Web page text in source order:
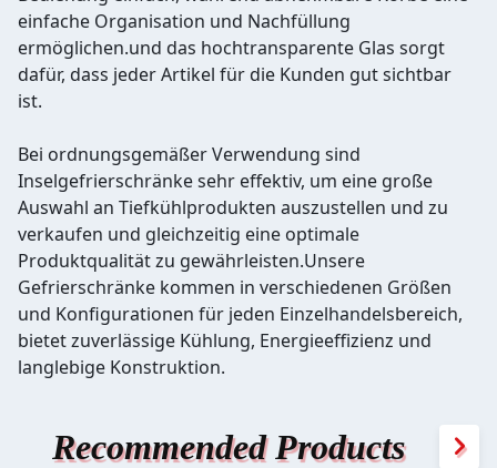
einfache Organisation und Nachfüllung
ermöglichen.und das hochtransparente Glas sorgt
dafür, dass jeder Artikel für die Kunden gut sichtbar
ist.
Bei ordnungsgemäßer Verwendung sind
Inselgefrierschränke sehr effektiv, um eine große
Auswahl an Tiefkühlprodukten auszustellen und zu
verkaufen und gleichzeitig eine optimale
Produktqualität zu gewährleisten.Unsere
Gefrierschränke kommen in verschiedenen Größen
und Konfigurationen für jeden Einzelhandelsbereich,
bietet zuverlässige Kühlung, Energieeffizienz und
langlebige Konstruktion.
Recommended Products